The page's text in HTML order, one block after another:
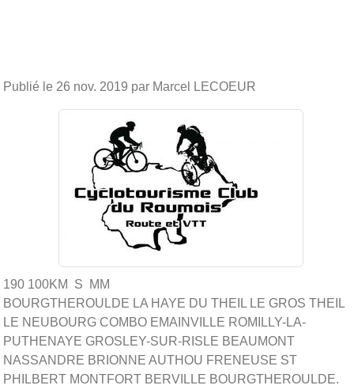
Publié le 26 nov. 2019 par Marcel LECOEUR
190 100KM S MM
BOURGTHEROULDE LA HAYE DU THEIL LE GROS THEIL
LE NEUBOURG COMBO EMAINVILLE ROMILLY-LA-
PUTHENAYE GROSLEY-SUR-RISLE BEAUMONT
NASSANDRE BRIONNE AUTHOU FRENEUSE ST
PHILBERT MONTFORT BERVILLE BOURGTHEROULDE.